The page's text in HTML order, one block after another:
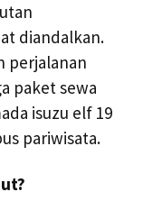
diandalkan.
perjalanan
paket sewa
isuzu elf 19
pariwisata.